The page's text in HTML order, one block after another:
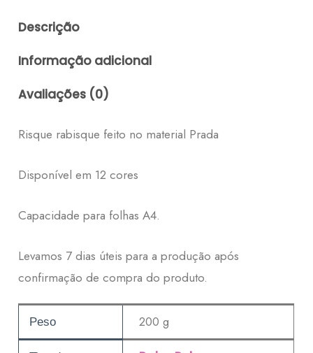
Descrição
Informação adicional
Avaliações (0)
Risque rabisque feito no material Prada
Disponível em 12 cores
Capacidade para folhas A4.
Levamos 7 dias úteis para a produção após
confirmação de compra do produto.
Peso 200 g